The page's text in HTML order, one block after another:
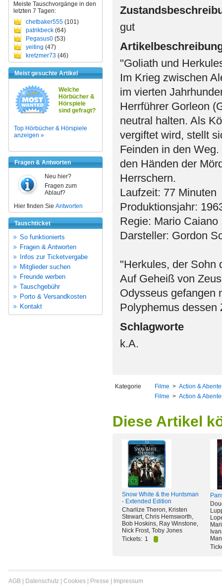
Meiste Tauschvorgänge in den
letzten 7 Tagen:
chetbaker555 (101)
patrikbeck (64)
Pegasus0 (53)
yeiting (47)
kretzmer73 (46)
Meist gesuchte Artikel
Welche
Hörbücher &
Hörspiele
sind gefragt?
Top Hörbücher & Hörspiele
anzeigen »
Fragen & Antworten
Neu hier?
Fragen zum
Ablauf?
Hier finden Sie Antworten
Tauschticket
So funktionierts
Fragen & Antworten
Infos zur Ticketvergabe
Mitglieder suchen
Freunde werben
Tauschgebühr
Porto & Versandkosten
Kontakt
gut
"Goliath und
Im Krieg zwischen
im vierten
Herrführer Gorleon
neutral halten. Als
vergiftet wird, stellt
Feinden in den
den Händen der
Herrschern.
Laufzeit: 77 Minuten
Produktionsjahr:
Regie: Mario Caiano
Darsteller: Gordon
"Herkules, der Sohn
Auf Geheiß von
Odysseus gefangen
Polyphemus dessen
Schlagworte
k.A.
Kategorie Filme > Action &
Filme > Action &
Diese Artikel
Snow White & the Huntsman
- Extended Edition
Charlize Theron, Kristen
Stewart, Chris Hemsworth,
Bob Hoskins, Ray Winstone,
Nick Frost, Toby Jones
Tickets: 1
AGB Datenschutz Cookies Presse Impressum